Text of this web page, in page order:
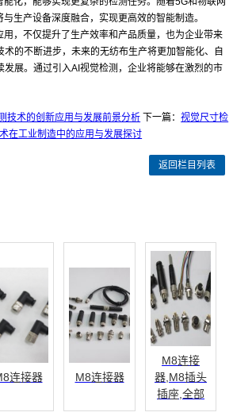
生产设备深度融合，实现更高效的智能制造。
，不仅提升了生产效率和产品质量，也为企业带来
术的不断进步，未来的无纺布生产将更加智能化、自
发展。通过引入AI视觉检测，企业将能够在激烈的市
技术的创新应用与发展前景分析 下一篇：视觉尺寸检
在工业制造中的应用与发展探讨
返回栏目列表
连接器 M8连接器
M8连接
器,M8插头
插座,全部